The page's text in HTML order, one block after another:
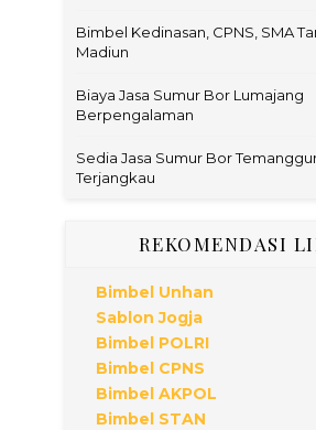
Bimbel Kedinasan, CPNS, SMA
Madiun
Biaya Jasa Sumur Bor Lumajang
Berpengalaman
Sedia Jasa Sumur Bor
Terjangkau
REKOMENDASI
Bimbel Unhan
Sablon Jogja
Bimbel POLRI
Bimbel CPNS
Bimbel AKPOL
Bimbel STAN